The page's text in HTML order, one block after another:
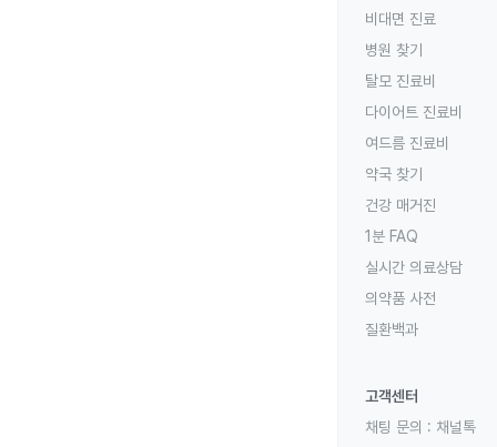
비대면 진료
병원 찾기
탈모 진료비
다이어트 진료비
여드름 진료비
약국 찾기
건강 매거진
1분 FAQ
실시간 의료상담
의약품 사전
질환백과
고객센터
채팅 문의 : 채널톡